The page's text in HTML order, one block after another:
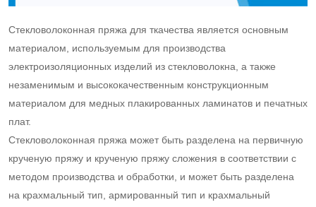
Стекловолоконная пряжа для ткачества является основным
материалом, используемым для производства
электроизоляционных изделий из стекловолокна, а также
незаменимым и высококачественным конструкционным
материалом для медных плакированных ламинатов и печатных
плат.
Стекловолоконная пряжа может быть разделена на первичную
крученую пряжу и крученую пряжу сложения в соответствии с
методом производства и обработки, и может быть разделена
на крахмальный тип, армированный тип и крахмальный